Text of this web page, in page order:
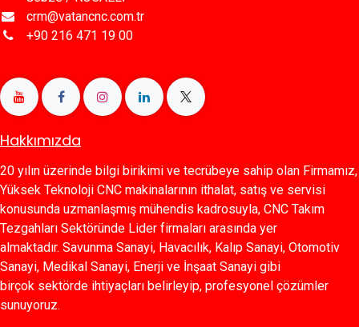
crm@vatancnc.com.tr
+90 216 471 19 00
Hakkımızda
20 yılın üzerinde bilgi birikimi ve tecrübeye sahip olan Firmamız,
Yüksek Teknoloji CNC makinalarının ithalat, satış ve servisi
konusunda uzmanlaşmış mühendis kadrosuyla, CNC Takım
Tezgahları Sektöründe Lider firmaları arasında yer
almaktadır. Savunma Sanayi, Havacılık, Kalıp Sanayi, Otomotiv
Sanayi, Medikal Sanayi, Enerji ve İnşaat Sanayi gibi
birçok sektörde ihtiyaçları belirleyip, profesyonel çözümler
sunuyoruz.